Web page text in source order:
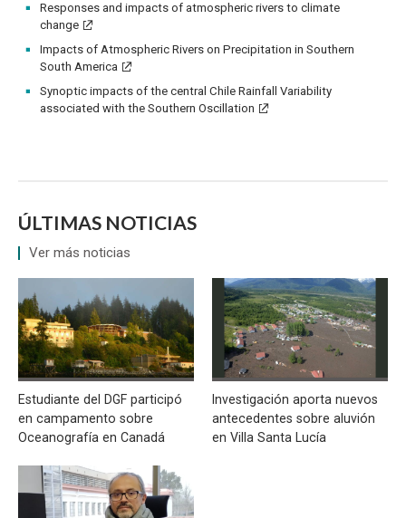
Responses and impacts of atmospheric rivers to climate
change
Impacts of Atmospheric Rivers on Precipitation in Southern
South America
Synoptic impacts of the central Chile Rainfall Variability
associated with the Southern Oscillation
ÚLTIMAS NOTICIAS
Ver más noticias
Estudiante del DGF participó
en campamento sobre
Oceanografía en Canadá
Investigación aporta nuevos
antecedentes sobre aluvión
en Villa Santa Lucía